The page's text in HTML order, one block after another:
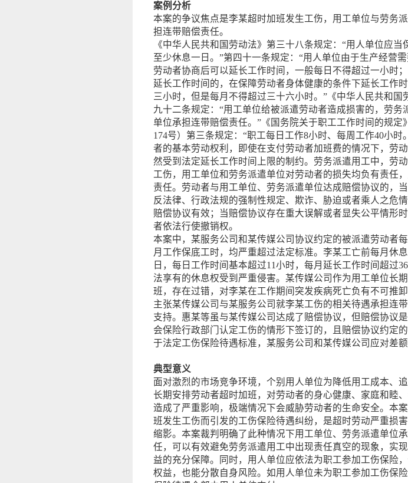
案例分析
本案的争议焦点是李某超时加班发生工伤，用工单位与劳务
担连带赔偿责任。
《中华人民共和国劳动法》第三十八条规定：“用人单位应当
至少休息一日。”第四十一条规定：“用人单位由于生产经营
劳动者协商后可以延长工作时间，一般每日不得超过一小时
延长工作时间的，在保障劳动者身体健康的条件下延长工作
三小时，但是每月不得超过三十六小时。”《中华人民共和国
九十二条规定：“用工单位给被派遣劳动者造成损害的，劳务
单位承担连带赔偿责任。”《国务院关于职工工作时间的规定
174号）第三条规定：“职工每日工作8小时、每周工作40小时
者的基本劳动权利，即使在支付劳动者加班费的情况下，劳
然受到法定延长工作时间上限的制约。劳务派遣用工中，劳
工伤，用工单位和劳务派遣单位对劳动者的损失均负有责任
责任。劳动者与用工单位、劳务派遣单位达成赔偿协议的，
反法律、行政法规的强制性规定、欺诈、胁迫或者乘人之危
赔偿协议有效；当赔偿协议存在重大误解或者显失公平情形
者依法行使撤销权。
本案中，某服务公司和某传媒公司协议约定的被派遣劳动者
月工作保底工时，均严重超过法定标准。李某工亡前每月休
日，每日工作时间基本超过11小时，每月延长工作时间超过
法享有的休息权受到严重侵害。某传媒公司作为用工单位长
班，存在过错，对李某在工作期间突发疾病死亡负有不可推
主张某传媒公司与某服务公司就李某工伤的相关待遇承担连
支持。惠某等虽与某传媒公司达成了赔偿协议，但赔偿协议
会保险行政部门认定工伤的情形下签订的，且赔偿协议约定
于法定工伤保险待遇标准，某服务公司和某传媒公司应对差额
典型意义
面对激烈的市场竞争环境，个别用人单位为降低用工成本、追
长期安排劳动者超时加班，对劳动者的身心健康、家庭和睦
造成了严重影响，极端情况下会威胁劳动者的生命安全。本
班发生工伤而引发的工伤保险待遇纠纷，是超时劳动严重损
缩影。本案裁判明确了此种情况下用工单位、劳务派遣单位
任，可以有效避免劳务派遣用工中出现责任真空的现象，实
益的充分保障。同时，用人单位应依法为职工参加工伤保险
权益，也能分散自身风险。如用人单位未为职工参加工伤保